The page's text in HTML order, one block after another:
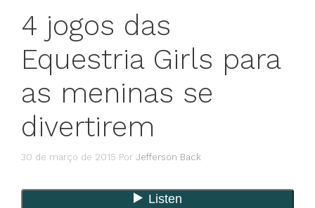
4 jogos das
Equestria Girls para
as meninas se
divertirem
30 de março de 2015 Por Jefferson Back